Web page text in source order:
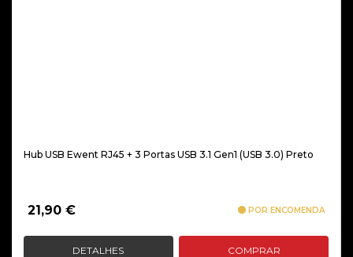
Hub USB Ewent RJ45 + 3 Portas USB 3.1 Gen1 (USB 3.0) Preto
21,90 € POR ENCOMENDA
DETALHES COMPRAR